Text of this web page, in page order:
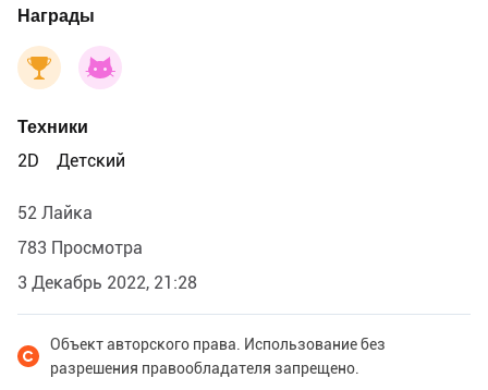
Награды
Техники
2D
Детский
52 Лайка
783 Просмотра
3 Декабрь 2022, 21:28
Объект авторского права. Использование без
разрешения правообладателя запрещено.